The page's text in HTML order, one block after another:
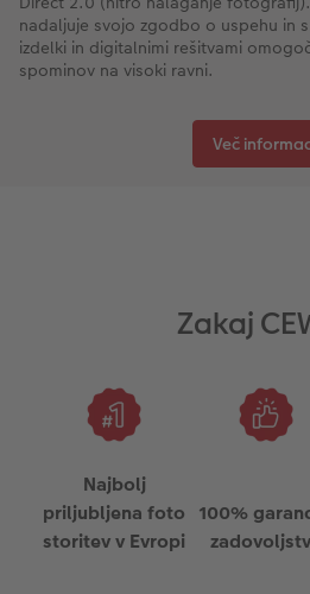
nadaljuje svojo zgodbo o uspehu in
izdelki in digitalnimi rešitvami
spominov na visoki ravni.
Več
Zakaj
Najbolj
priljubljena foto
storitev v Evropi
100%